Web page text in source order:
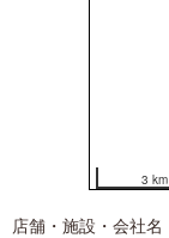
3 km
店舗・施設・会社名